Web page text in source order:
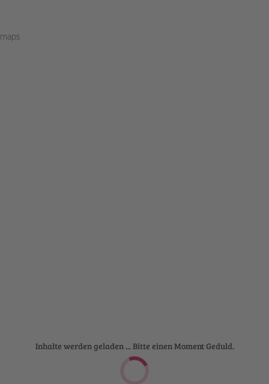
maps
Inhalte werden geladen ... Bitte einen Moment Geduld.